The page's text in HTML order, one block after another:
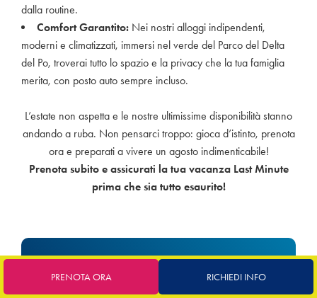
PRENOTA ORA RICHIEDI INFO
dalla routine.
Comfort Garantito: Nei nostri alloggi indipendenti,
moderni e climatizzati, immersi nel verde del Parco del Delta
del Po, troverai tutto lo spazio e la privacy che la tua famiglia
merita, con posto auto sempre incluso.
L’estate non aspetta e le nostre ultimissime disponibilità stanno
andando a ruba. Non pensarci troppo: gioca d’istinto, prenota
ora e preparati a vivere un agosto indimenticabile!
Prenota subito e assicurati la tua vacanza Last Minute
prima che sia tutto esaurito!
A partire da 86 €
BED AND BREAKFAST